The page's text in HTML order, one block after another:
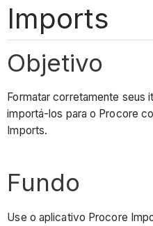
Imports
Objetivo
Formatar corretamente seus
importá-los para o Procore
Imports.
Fundo
Use o aplicativo Procore